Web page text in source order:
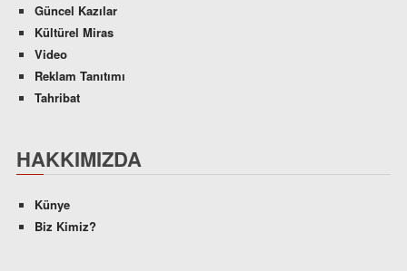
Güncel Kazılar
Kültürel Miras
Video
Reklam Tanıtımı
Tahribat
HAKKIMIZDA
Künye
Biz Kimiz?